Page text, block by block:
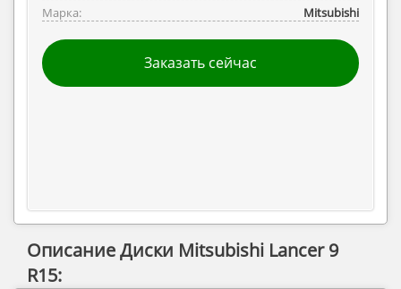
Марка:
Mitsubishi
Заказать сейчас
Описание Диски Mitsubishi Lancer 9
R15: